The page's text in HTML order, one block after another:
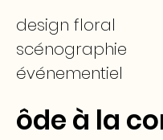
design floral
scénographie
événementiel
ôde à la